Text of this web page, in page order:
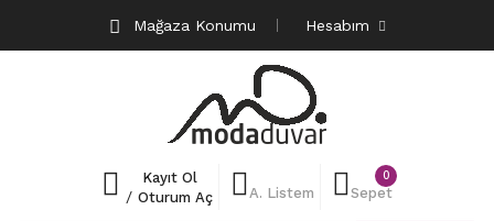
Mağaza Konumu Hesabım
Kayıt Ol
/ Oturum Aç A. Listem
0
Sepet